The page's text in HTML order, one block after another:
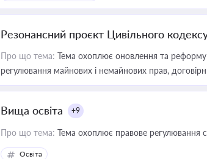
Резонансний проєкт Цивільного
Про що тема: Тема охоплює оновлення та
регулювання майнових і немайнових прав,
Вища освіта +9
Про що тема: Тема охоплює правове регулювання
Освіта